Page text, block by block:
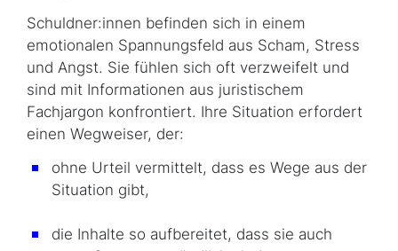
Schuldner:innen befinden sich in einem
emotionalen Spannungsfeld aus Scham, Stress
und Angst. Sie fühlen sich oft verzweifelt und
sind mit Informationen aus juristischem
Fachjargon konfrontiert. Ihre Situation erfordert
einen Wegweiser, der:
ohne Urteil vermittelt, dass es Wege aus der
Situation gibt,
die Inhalte so aufbereitet, dass sie auch